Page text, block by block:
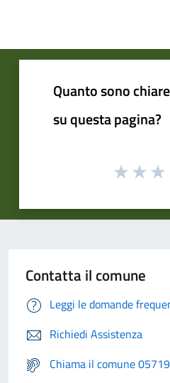
Quanto sono
su questa pagina?
Contatta il comune
Leggi le domande
Richiedi Assistenza
Chiama il comune